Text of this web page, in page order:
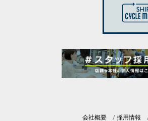
会社概要
採用情報